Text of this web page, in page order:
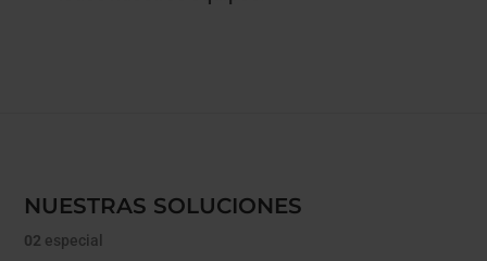
NUESTRAS SOLUCIONES
02 especial